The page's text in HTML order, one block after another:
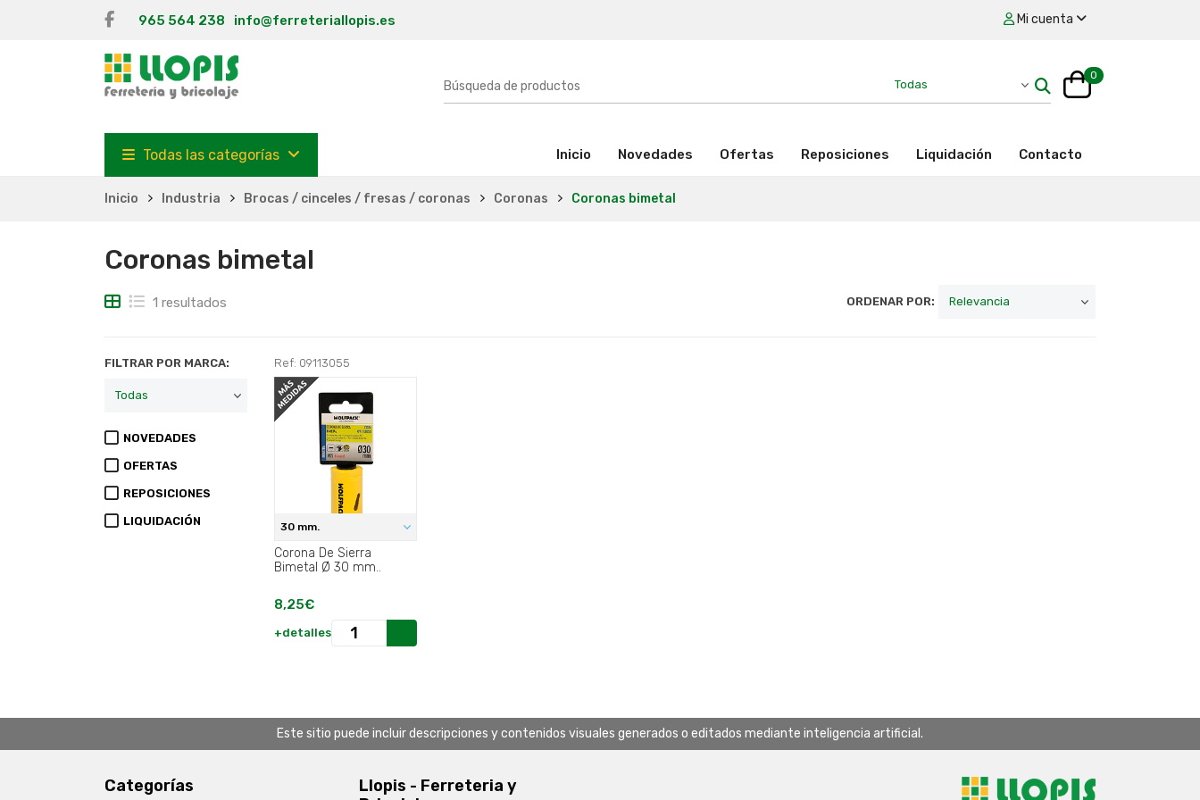
965 564 238 info@ferreteriallopis.es Mi cuenta
0
Todas las categorías Inicio (activo)Novedades Ofertas Reposiciones Liquidación Contacto
Inicio Industria Brocas / cinceles / fresas / coronas Coronas Coronas bimetal
Coronas bimetal
1 resultados ORDENAR POR:
FILTRAR POR MARCA:
NOVEDADES
OFERTAS
REPOSICIONES
LIQUIDACIÓN
Ref: 09113055
30 mm.
Corona De Sierra
Bimetal Ø 30 mm..
8,25€
+detalles
Este sitio puede incluir descripciones y contenidos visuales generados o editados mediante inteligencia artificial.
Categorías
Llopis - Ferreteria y